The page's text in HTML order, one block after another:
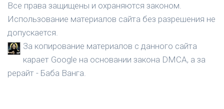
Все права защищены и охраняются законом.
Использование материалов сайта без разрешения не
допускается.
За копирование материалов с данного сайта
карает Google на основании закона DMCA, а за
рерайт - Баба Ванга.